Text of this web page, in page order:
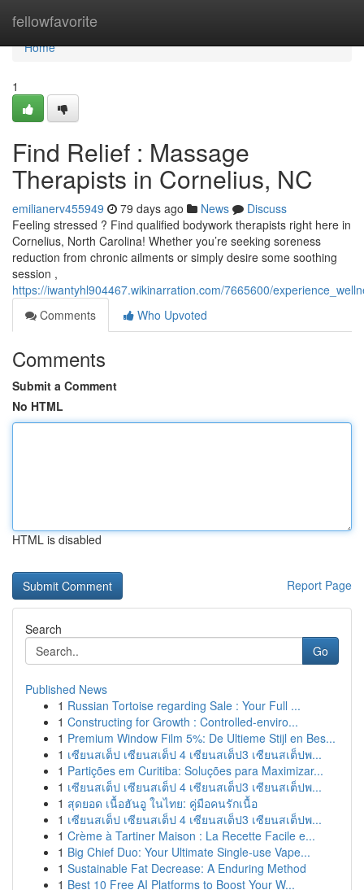
fellowfavorite
Home
Home
1
Find Relief : Massage
Therapists in Cornelius, NC
emilianerv455949 79 days ago News
Discuss
Feeling stressed ? Find qualified bodywork therapists right here in
Cornelius, North Carolina! Whether you’re seeking soreness
reduction from chronic ailments or simply desire some soothing
session ,
https://iwantyhl904467.wikinarration.com/7665600/
Comments
Who Upvoted
Comments
Submit a Comment
No HTML
HTML is disabled
Report Page
Search
Go
Published News
1 Russian Tortoise regarding Sale : Your Full ...
1 Constructing for Growth : Controlled-enviro...
1 Premium Window Film 5%: De Ultieme Stijl en Bes...
1 เซียนสเต็ป เซียนสเต็ป 4 เซียนสเต็ป3 เซียนสเต็ปพ...
1 Partições em Curitiba: Soluções para Maximizar...
1 เซียนสเต็ป เซียนสเต็ป 4 เซียนสเต็ป3 เซียนสเต็ปพ...
1 สุดยอด เนื้อฮันอู ในไทย: คู่มือคนรักเนื้อ
1 เซียนสเต็ป เซียนสเต็ป 4 เซียนสเต็ป3 เซียนสเต็ปพ...
1 Crème à Tartiner Maison : La Recette Facile e...
1 Big Chief Duo: Your Ultimate Single-use Vape...
1 Sustainable Fat Decrease: A Enduring Method
1 Best 10 Free AI Platforms to Boost Your W...